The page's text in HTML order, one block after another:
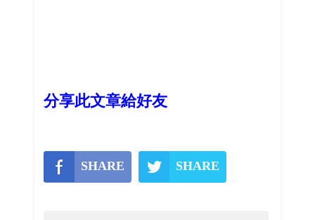
分享此文章給好友
SHARE SHARE